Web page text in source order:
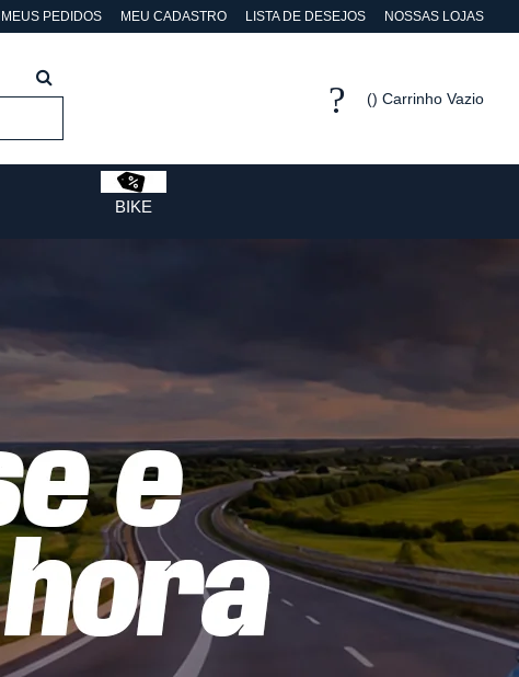
MEUS PEDIDOS MEU CADASTRO LISTA DE DESEJOS NOSSAS LOJAS
Carrinho Vazio
BIKE